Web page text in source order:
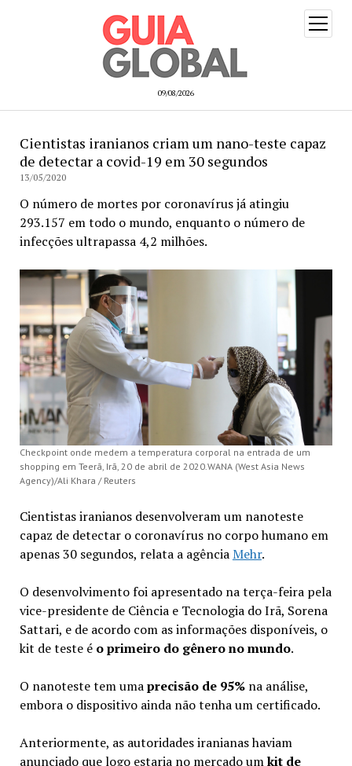
09/08/2026
open
menu
Cientistas iranianos criam um nano-teste capaz
de detectar a covid-19 em 30 segundos
13/05/2020
O número de mortes por coronavírus já atingiu
293.157 em todo o mundo, enquanto o número de
infecções ultrapassa 4,2 milhões.
Checkpoint onde medem a temperatura corporal na entrada de um
shopping em Teerã, Irã, 20 de abril de 2020.WANA (West Asia News
Agency)/Ali Khara / Reuters
Cientistas iranianos desenvolveram um nanoteste
capaz de detectar o coronavírus no corpo humano em
apenas 30 segundos, relata a agênciaMehr.
O desenvolvimento foi apresentado na terça-feira pela
vice-presidente de Ciência e Tecnologia do Irã, Sorena
Sattari, e de acordo com as informações disponíveis, o
kit de teste é o primeiro do gênero no mundo.
O nanoteste tem umaprecisão de 95%na análise,
embora o dispositivo ainda não tenha um certificado.
Anteriormente, as autoridades iranianas haviam
anunciado que logo estaria no mercado umkit de